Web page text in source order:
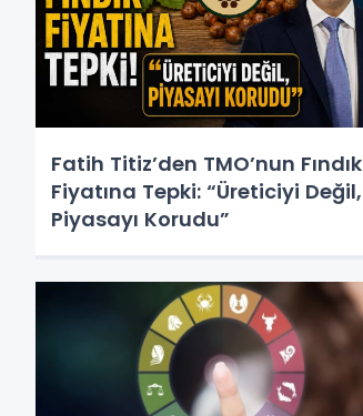
Fatih Titiz’den TMO’nun Fındık
Fiyatına Tepki: “Üreticiyi Değil,
Piyasayı Korudu”